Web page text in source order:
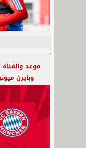
موعد والقناة
وبايرن